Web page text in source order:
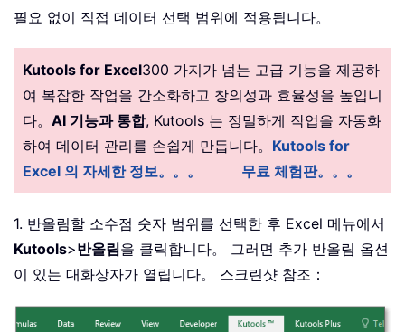
필요 없이 직접 데이터 선택 범위에 적용됩니다。
Kutools for Excel300 가지가 넘는 고급 기능을 제공하
여 복잡한 작업을 간소화하고 창의성과 효율성을 높입니
다。 AI 기능과 통합, Kutools 는 정밀하게 작업을 자동화
하여 데이터 관리를 손쉽게 만듭니다。 Kutools for
Excel 의 자세한 정보。。。
무료 체험판。。。
1. 반올림할 소수점 숫자 범위를 선택한 후 Excel 메뉴에서
Kutools>반올림을 클릭합니다。 그러면 추가 반올림 옵션
이 있는 대화상자가 열립니다。 스크린샷 참조：